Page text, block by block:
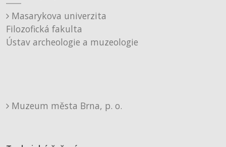
Masarykova univerzita
Filozofická fakulta
Ústav archeologie a muzeologie
Muzeum města Brna, p. o.